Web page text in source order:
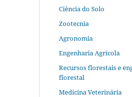
Ciência do Solo
Zootecnia
Agronomia
Engenharia Agrícola
Recursos florestais e
florestal
Medicina Veterinária